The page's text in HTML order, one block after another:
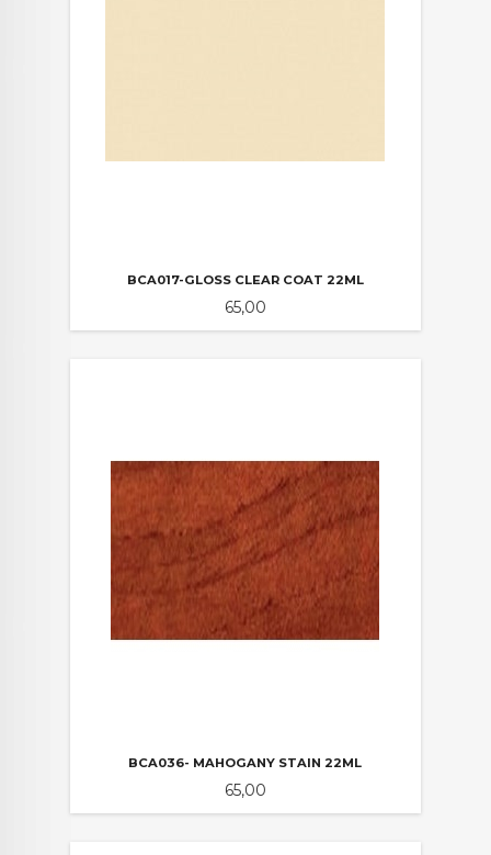
BCA017-GLOSS CLEAR COAT 22ML
Pris
65,00
BCA036- MAHOGANY STAIN 22ML
Pris
65,00